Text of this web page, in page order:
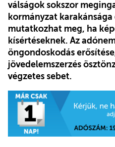
válságok sokszor
kormányzat
mutatkozhat meg, ha
kísértéseknek. Az
öngondoskodás
jövedelemszerzés
végzetes sebet.